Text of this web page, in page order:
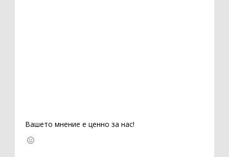
Вашето мнение е ценно за нас!